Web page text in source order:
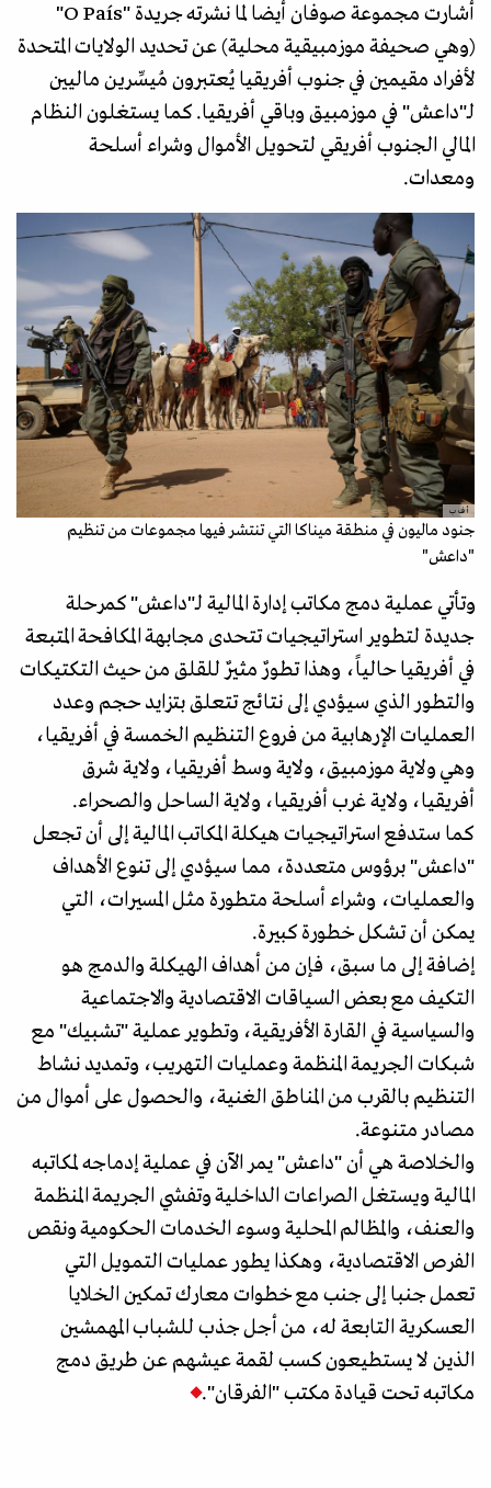
أشارت مجموعة صوفان أيضا لما نشرته جريدة "O País"
(وهي صحيفة موزمبيقية محلية) عن تحديد الولايات المتحدة
لأفراد مقيمين في جنوب أفريقيا يُعتبرون مُيسِّرين ماليين
لـ"داعش" في موزمبيق وباقي أفريقيا. كما يستغلون النظام
المالي الجنوب أفريقي لتحويل الأموال وشراء أسلحة
ومعدات.
أ ف ب
جنود ماليون في منطقة ميناكا التي تنتشر فيها مجموعات من تنظيم
"داعش"
وتأتي عملية دمج مكاتب إدارة المالية لـ"داعش" كمرحلة
جديدة لتطوير استراتيجيات تتحدى مجابهة المكافحة المتبعة
في أفريقيا حالياً، وهذا تطورٌ مثيرٌ للقلق من حيث التكتيكات
والتطور الذي سيؤدي إلى نتائج تتعلق بتزايد حجم وعدد
العمليات الإرهابية من فروع التنظيم الخمسة في أفريقيا،
وهي ولاية موزمبيق، ولاية وسط أفريقيا، ولاية شرق
أفريقيا، ولاية غرب أفريقيا، ولاية الساحل والصحراء.
كما ستدفع استراتيجيات هيكلة المكاتب المالية إلى أن تجعل
"داعش" برؤوس متعددة، مما سيؤدي إلى تنوع الأهداف
والعمليات، وشراء أسلحة متطورة مثل المسيرات، التي
يمكن أن تشكل خطورة كبيرة.
إضافة إلى ما سبق، فإن من أهداف الهيكلة والدمج هو
التكيف مع بعض السياقات الاقتصادية والاجتماعية
والسياسية في القارة الأفريقية، وتطوير عملية "تشبيك" مع
شبكات الجريمة المنظمة وعمليات التهريب، وتمديد نشاط
التنظيم بالقرب من المناطق الغنية، والحصول على أموال من
مصادر متنوعة.
والخلاصة هي أن "داعش" يمر الآن في عملية إدماجه لمكاتبه
المالية ويستغل الصراعات الداخلية وتفشي الجريمة المنظمة
والعنف، والمظالم المحلية وسوء الخدمات الحكومية ونقص
الفرص الاقتصادية، وهكذا يطور عمليات التمويل التي
تعمل جنبا إلى جنب مع خطوات معارك تمكين الخلايا
العسكرية التابعة له، من أجل جذب للشباب المهمشين
الذين لا يستطيعون كسب لقمة عيشهم عن طريق دمج
مكاتبه تحت قيادة مكتب "الفرقان".